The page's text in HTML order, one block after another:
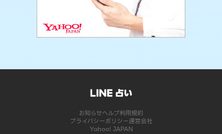
お知らせヘルプ利用規約
プライバシーポリシー運営会社
Yahoo! JAPAN